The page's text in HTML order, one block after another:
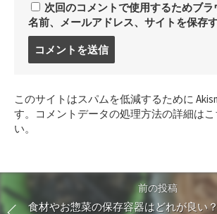
次回のコメントで使用するためブ
名前、メールアドレス、サイトを保存す
す
る
このサイトはスパムを低減するために
す。
コメントデータの処理方法の詳細は
い。
前の投稿
食材やお惣菜の保存容器はどれが良い